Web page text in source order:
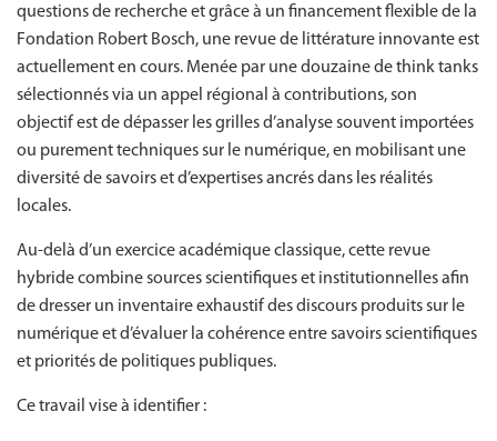
questions de recherche et grâce à un financement flexible de la
Fondation Robert Bosch, une revue de littérature innovante est
actuellement en cours. Menée par une douzaine de think tanks
sélectionnés via un appel régional à contributions, son
objectif est de dépasser les grilles d’analyse souvent importées
ou purement techniques sur le numérique, en mobilisant une
diversité de savoirs et d’expertises ancrés dans les réalités
locales.
Au-delà d’un exercice académique classique, cette revue
hybride combine sources scientifiques et institutionnelles afin
de dresser un inventaire exhaustif des discours produits sur le
numérique et d’évaluer la cohérence entre savoirs scientifiques
et priorités de politiques publiques.
Ce travail vise à identifier :